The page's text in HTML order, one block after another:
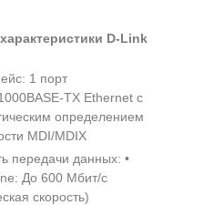
D-Link
1 порт
TX Ethernet с
определением
MDI/MDIX
передачи данных: •
До 600 Мбит/с
скорость)